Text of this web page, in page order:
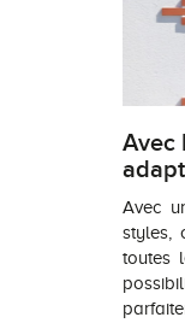
Avec
Avec
styles,
toutes